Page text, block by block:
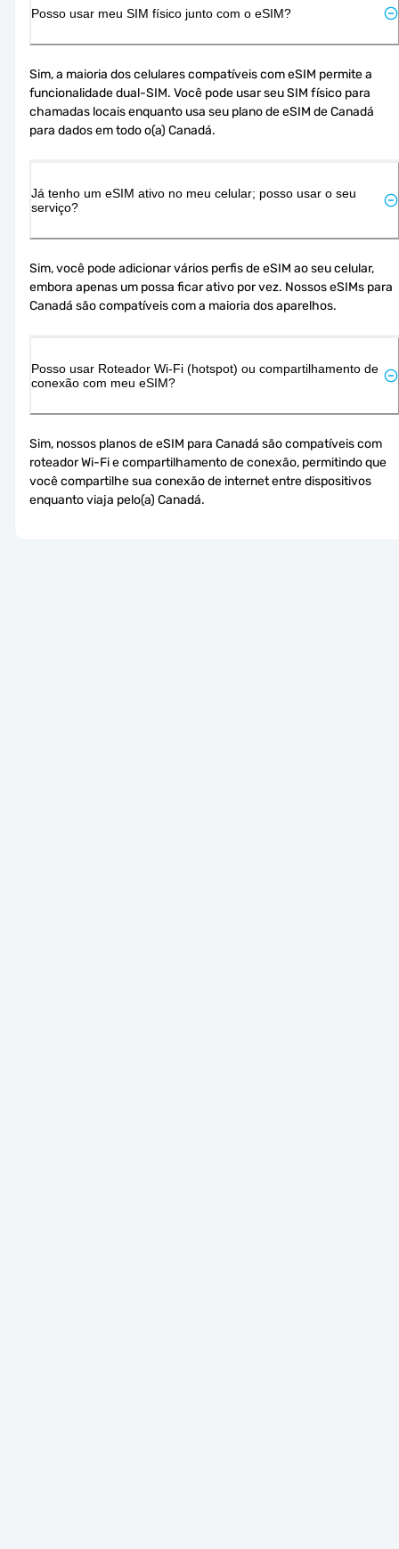
Posso usar meu SIM físico junto com o eSIM?
Sim, a maioria dos celulares compatíveis com eSIM permite a
funcionalidade dual-SIM. Você pode usar seu SIM físico para
chamadas locais enquanto usa seu plano de eSIM de Canadá
para dados em todo o(a) Canadá.
Já tenho um eSIM ativo no meu celular; posso usar o seu
serviço?
Sim, você pode adicionar vários perfis de eSIM ao seu celular,
embora apenas um possa ficar ativo por vez. Nossos eSIMs para
Canadá são compatíveis com a maioria dos aparelhos.
Posso usar Roteador Wi-Fi (hotspot) ou compartilhamento de
conexão com meu eSIM?
Sim, nossos planos de eSIM para Canadá são compatíveis com
roteador Wi-Fi e compartilhamento de conexão, permitindo que
você compartilhe sua conexão de internet entre dispositivos
enquanto viaja pelo(a) Canadá.